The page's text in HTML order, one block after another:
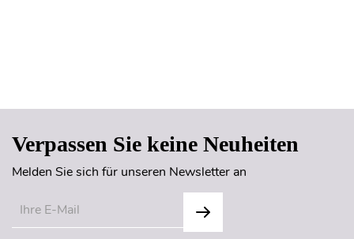
Verpassen Sie keine Neuheiten
Melden Sie sich für unseren Newsletter an